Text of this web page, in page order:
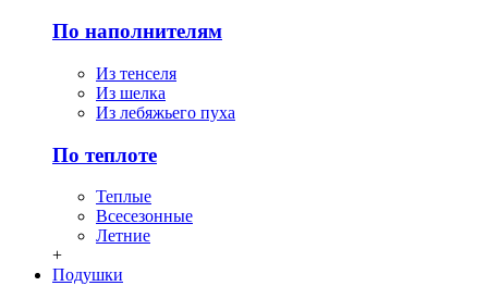
По наполнителям
Из тенселя
Из шелка
Из лебяжьего пуха
По теплоте
Теплые
Всесезонные
Летние
+
Подушки